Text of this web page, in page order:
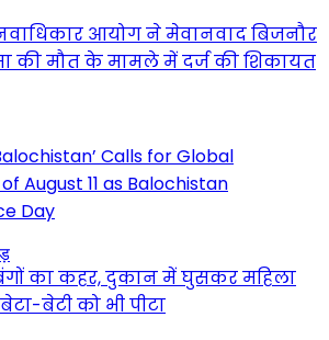
आयोग ने मेवानवाद बिजनौर
की मौत के मामले में दर्ज की शिकायत
Calls for Global
August 11 as Balochistan
Day
का कहर, दुकान में घुसकर महिला
बेटी को भी पीटा